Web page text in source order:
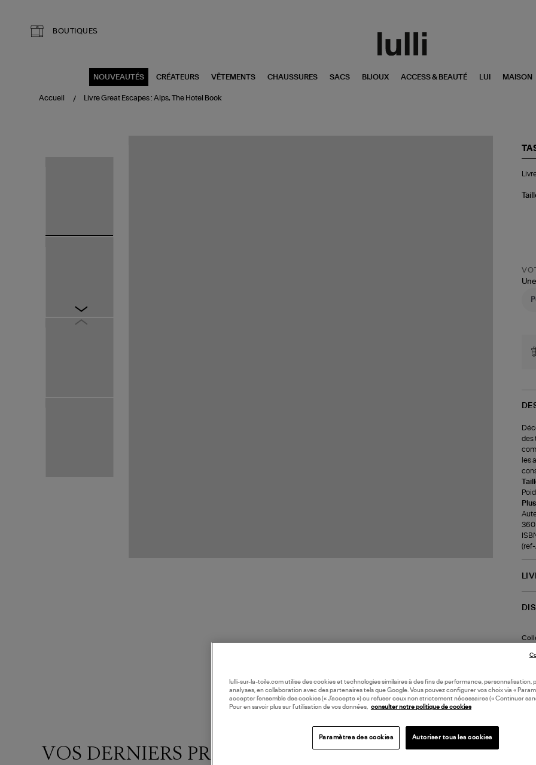
BOUTIQUES
NOUVEAUTÉS CRÉATEURS VÊTEMENTS CHAUSSURES SACS BIJOUX ACCESS & BEAUTÉ LUI MAISON
Accueil Livre Great Escapes : Alps, The Hotel Book
:
des
les
360
(ref-
VOS DERNIERS PRODUITS VUS
lulli-sur-la-toile.com utilise des cookies et technologies similaires à des fins de performance, personnalisation,
analyses, en collaboration avec des partenaires tels que Google. Vous pouvez configurer vos choix via «
accepter l’ensemble des cookies (« J’accepte ») ou refuser ceux non strictement nécessaires (« Continuer
Pour en savoir plus sur l’utilisation de vos données, consulter notre politique de cookies
Paramètres des cookies Autoriser tous les cookies